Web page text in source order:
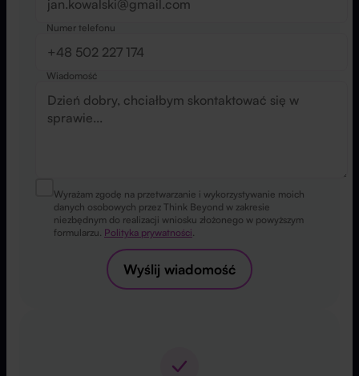
Numer telefonu
Wiadomość
Wyrażam zgodę na przetwarzanie i wykorzystywanie moich
danych osobowych przez Think Beyond w zakresie
niezbędnym do realizacji wniosku złożonego w powyższym
formularzu. Polityka prywatności.
Wyślij wiadomość